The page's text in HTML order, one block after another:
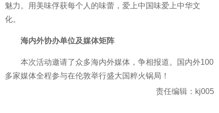
魅力。用美味俘获每个人的味蕾，爱上中国味爱上中华文
化。
海内外协办单位及媒体矩阵
本次活动邀请了众多海内外媒体，争相报道。国内外100
多家媒体全程参与在伦敦举行盛大国粹火锅局！
责任编辑：kj005